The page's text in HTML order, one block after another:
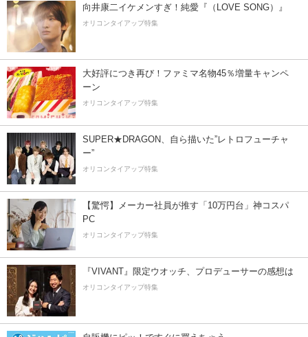
向井康二イケメンすぎ！純愛『（LOVE SONG）』
オリコンタイアップ特集
大好評につき再び！ファミマ名物45％増量キャンペ
ーン
オリコンタイアップ特集
SUPER★DRAGON、自ら描いた”レトロフューチャ
ー”
オリコンタイアップ特集
【驚愕】メーカー社員が推す「10万円台」神コスパ
PC
オリコンタイアップ特集
『VIVANT』限定ウオッチ、プロデューサーの感想は
オリコンタイアップ特集